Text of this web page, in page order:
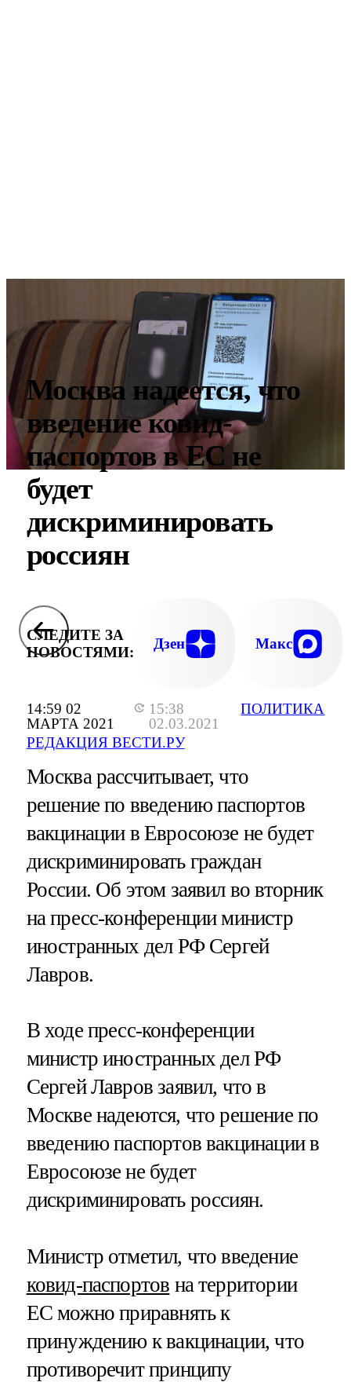
14:59 02
МАРТА 2021
15:38
02.03.2021
РЕДАКЦИЯ ВЕСТИ.РУ
ПОЛИТИКА
Москва надеется, что
введение ковид-
паспортов в ЕС не
будет
дискриминировать
россиян
СЛЕДИТЕ ЗА
НОВОСТЯМИ:
Дзен Макс
Москва рассчитывает, что
решение по введению паспортов
вакцинации в Евросоюзе не будет
дискриминировать граждан
России. Об этом заявил во вторник
на пресс-конференции министр
иностранных дел РФ Сергей
Лавров.
В ходе пресс-конференции
министр иностранных дел РФ
Сергей Лавров заявил, что в
Москве надеются, что решение по
введению паспортов вакцинации в
Евросоюзе не будет
дискриминировать россиян.
Министр отметил, что введение
ковид-паспортов на территории
ЕС можно приравнять к
принуждению к вакцинации, что
противоречит принципу